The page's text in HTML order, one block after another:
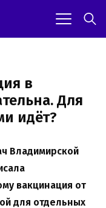
в
Для
идёт?
Владимирской
вакцинация от
для отдельных